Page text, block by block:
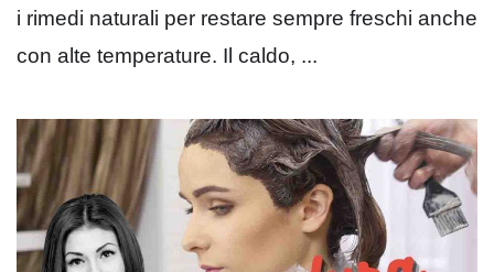
i rimedi naturali per restare sempre freschi anche
con alte temperature. Il caldo, ...